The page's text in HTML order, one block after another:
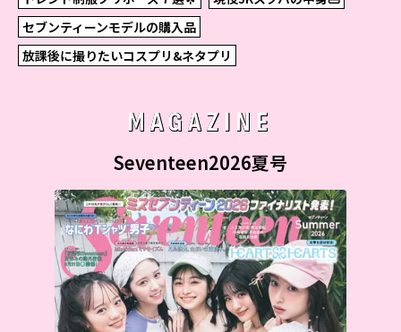
セブンティーンモデルの購入品
放課後に撮りたいコスプリ&ネタプリ
MAGAZINE
Seventeen2026夏号